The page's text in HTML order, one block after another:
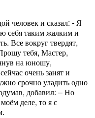
человек и сказал: - Я
себя таким жалким и
Все вокруг твердят,
тебя, Мастер,
на юношу,
очень занят и
срочно уладить одно
добавил: – Но
деле, то я с